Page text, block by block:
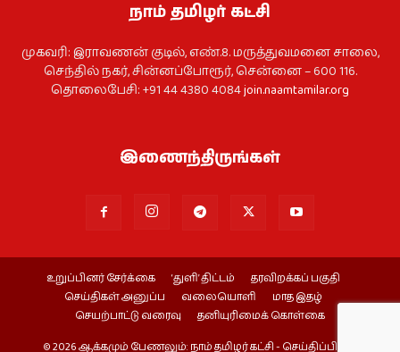
நாம் தமிழர் கட்சி
முகவரி: இராவணன் குடில், எண்.8. மருத்துவமனை சாலை,
செந்தில் நகர், சின்னப்போரூர், சென்னை – 600 116.
தொலைபேசி: +91 44 4380 4084join.naamtamilar.org
இணைந்திருங்கள்
உறுப்பினர் சேர்க்கை ‘துளி’ திட்டம்
தரவிறக்கப் பகுதி
செய்திகள் அனுப்ப
வலையொளி
மாத இதழ்
செயற்பாட்டு வரைவு
தனியுரிமைக் கொள்கை
© 2026 ஆக்கமும் பேணலும்: நாம் தமிழர் கட்சி - செய்திப்பிரிவு